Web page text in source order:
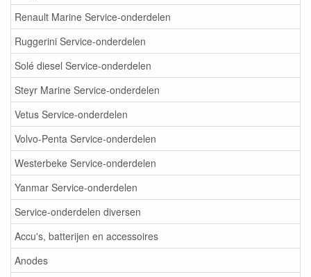
Renault Marine Service-onderdelen
Ruggerini Service-onderdelen
Solé diesel Service-onderdelen
Steyr Marine Service-onderdelen
Vetus Service-onderdelen
Volvo-Penta Service-onderdelen
Westerbeke Service-onderdelen
Yanmar Service-onderdelen
Service-onderdelen diversen
Accu's, batterijen en accessoires
Anodes